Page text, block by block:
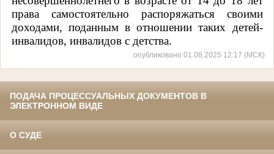
права самостоятельно распоряжаться своими
доходами, поданным в отношении таких детей-
инвалидов, инвалидов с детства.
опубликовано 01.08.2025 12:17 (МСК)
ПОДАЧА ПРОЦЕССУАЛЬНЫХ ДОКУМЕНТОВ В
ЭЛЕКТРОННОМ ВИДЕ
О СУДЕ